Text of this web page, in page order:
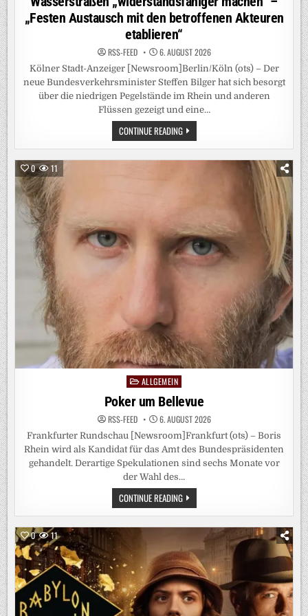
„Festen Austausch mit den betroffenen Akteuren
etablieren“
RSS-FEED 6. AUGUST 2026
Kölner Stadt-Anzeiger [Newsroom]Berlin/Köln (ots) – Der
neue Bundesverkehrsminister Steffen Bilger hat sich besorgt
über die niedrigen Pegelstände im Rhein und anderen
Flüssen gezeigt und eine…
CONTINUE READINGRHEIN-
PEGEL:
VERKEHRSMINISTER
BILGER
WIDERSTANDSFÄHIGER M
ACHEN“ –
„
FESTEN A
USTAUSCH M
0 11
PostedALLGEMEIN
Poker um Bellevue
RSS-FEED 6. AUGUST 2026
Frankfurter Rundschau [Newsroom]Frankfurt (ots) – Boris
Rhein wird als Kandidat für das Amt des Bundespräsidenten
gehandelt. Derartige Spekulationen sind sechs Monate vor
der Wahl des…
CONTINUE READINGPOKER
UM
BELLEVUE
0 11